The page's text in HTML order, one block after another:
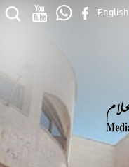
English